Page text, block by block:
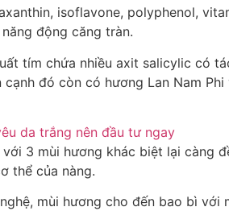
isoflavone, polyphenol,
động căng tràn.
tím chứa nhiều axit salicylic có
đó còn có hương Lan Nam
3 mùi hương khác biệt lại càng
thể của nàng.
mùi hương cho đến bao bì với